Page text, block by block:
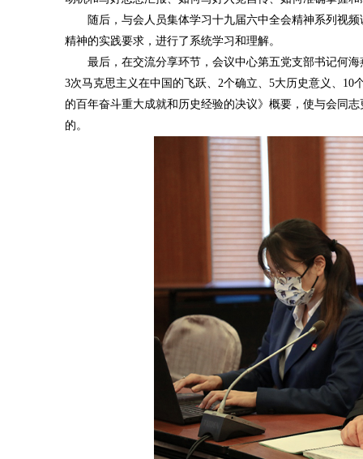
随后，与会人员集体学习十九届六中全会精神系列视频
精神的实践要求，进行了系统学习和理解。
最后，在交流分享环节，会议中心第五党支部书记何海
3次马克思主义在中国的飞跃、2个确立、5大历史意义、
的百年奋斗重大成就和历史经验的决议》概要，使与会同
的。